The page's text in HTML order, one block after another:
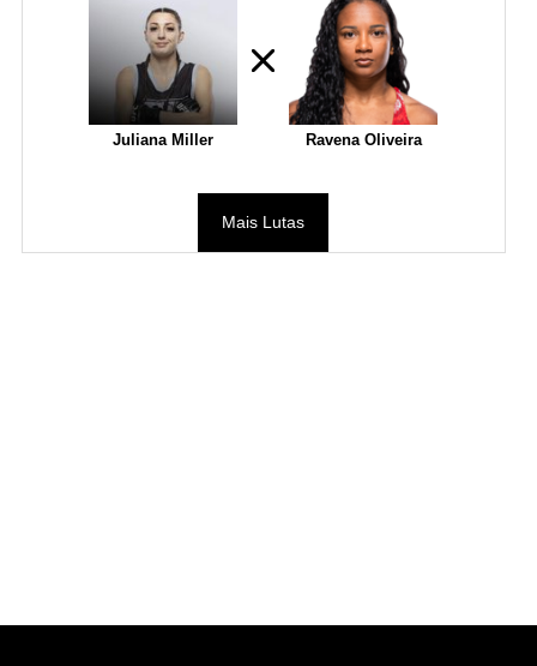
Juliana Miller Ravena Oliveira
Mais Lutas